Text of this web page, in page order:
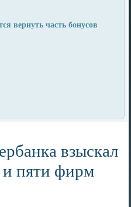
вернуть часть бонусов
взыскал
и пяти фирм